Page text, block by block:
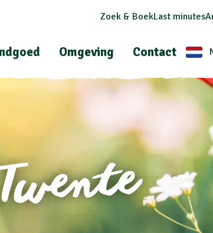
Zoek & BoekLast minutes
Omgeving Contact